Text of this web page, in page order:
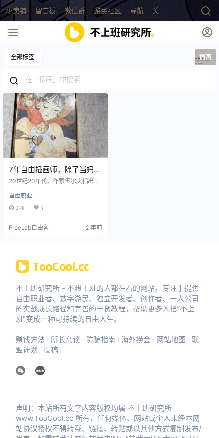
小卖铺 留言板 微信群 游民社区 导航 关于
全部标签 插画
7年自由插画师，除了当妈
妈、妻子，她还租了一间房
20世纪20年代，作家伍尔夫指出女
的经济力量和社会地位。她认为，
一间自己的屋子，以及每年五百镑
宾介绍 对于阿布酱的职业生涯而
因为工作带来的情绪压力，一度造
成肠易激综合症。生理带来的不适
反应让她在朋友劝说下，直接辞…
自由职业
2.4k 4
FreeLab自由客 2 年前
不上班研究所 - 不想上班的人都在看的网站。专注于提供
自由职业者、数字游民、独立开发者、创作者、一人公司
的实战成长路径和完善的干货教程，帮助更多人把“不上
班”变成一种可持续的自由人生。
赚钱方法 · 所长杂谈 · 防骗指南 · 海外捞金 · 网站地图 · 联
盟计划 · 投稿
声明：本站所有文字内容版权均属 不上班研究所 |
www.TooCool.cc 所有，任何媒体、网站或个人未经本网
站协议授权不得转载、链接、转贴或以其他方式复制发布/